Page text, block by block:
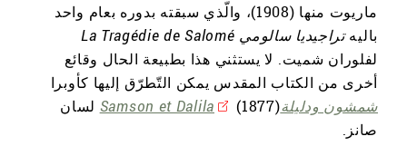
ماريوت منها (1908)، والّذي سبقته بدوره بعام واحد
باليهتراجيديا سالومي La Tragédie de Salomé
لفلوران شميت. لا يستثني هذا بطبيعة الحال وقائع
أخرى من الكتاب المقدس يمكن التّطرّق إليها كأوبرا
شمشون ودليلةSamson et Dalila
(1877) لسان
صانز.